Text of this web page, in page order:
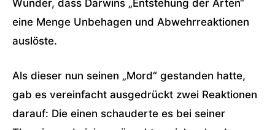
Wunder, dass Darwins „Entstehung der Arten“
eine Menge Unbehagen und Abwehrreaktionen
auslöste.
Als dieser nun seinen „Mord“ gestanden hatte,
gab es vereinfacht ausgedrückt zwei Reaktionen
darauf: Die einen schauderte es bei seiner